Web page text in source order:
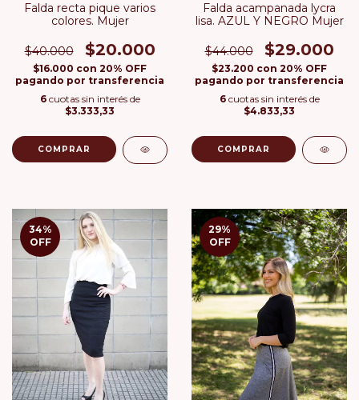
Falda recta pique varios
colores. Mujer
$40.000 $20.000
$16.000 con 20% OFF
pagando por transferencia
6 cuotas sin interés de
$3.333,33
COMPRAR
Falda acampanada lycra
lisa. AZUL Y NEGRO Mujer
$44.000 $29.000
$23.200 con 20% OFF
pagando por transferencia
6 cuotas sin interés de
$4.833,33
COMPRAR
34%
OFF
29%
OFF